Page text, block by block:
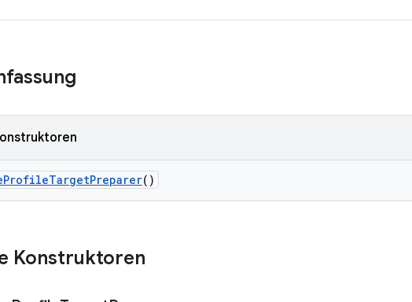
ProfileTargetPreparer()
Konstruktoren